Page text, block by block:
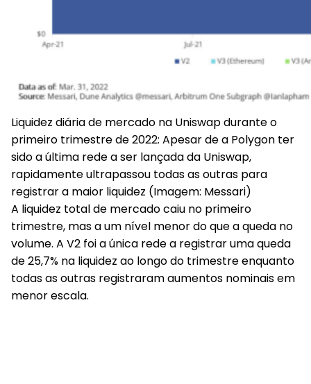
Liquidez diária de mercado na Uniswap durante o
primeiro trimestre de 2022: Apesar de a Polygon ter
sido a última rede a ser lançada da Uniswap,
rapidamente ultrapassou todas as outras para
registrar a maior liquidez (Imagem: Messari)
A liquidez total de mercado caiu no primeiro
trimestre, mas a um nível menor do que a queda no
volume. A V2 foi a única rede a registrar uma queda
de 25,7% na liquidez ao longo do trimestre enquanto
todas as outras registraram aumentos nominais em
menor escala.